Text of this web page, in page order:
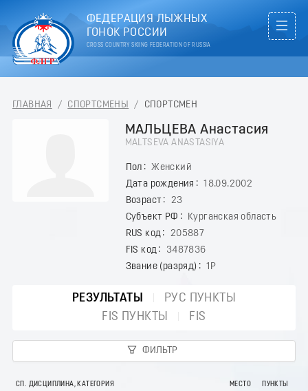
ФЕДЕРАЦИЯ ЛЫЖНЫХ
ГОНОК РОССИИ
CROSS COUNTRY SKIING FEDERATION OF RUSSIA
ГЛАВНАЯ / СПОРТСМЕНЫ / СПОРТСМЕН
МАЛЬЦЕВА Анастасия
MALTSEVA ANASTASIYA
Пол
Женский
Дата рождения
18.09.2002
Возраст
23
Субъект РФ
Курганская область
RUS код
205887
FIS код
3487836
Звание (разряд)
1Р
РЕЗУЛЬТАТЫ
РУС ПУНКТЫ
FIS ПУНКТЫ
FIS
ФИЛЬТР
СП. ДИСЦИПЛИНА, КАТЕГОРИЯ МЕСТО ПУНКТЫ